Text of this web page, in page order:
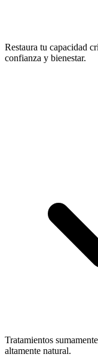
Restaura tu capacidad
confianza y bienestar.
Tratamientos
altamente natural.